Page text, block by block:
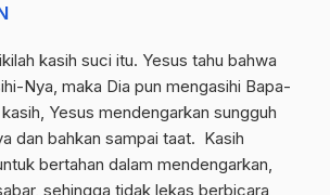
kasih suci itu. Yesus tahu bahwa
Nya, maka Dia pun mengasihi Bapa-
Yesus mendengarkan sungguh
dan bahkan sampai taat. Kasih
bertahan dalam mendengarkan,
sehingga tidak lekas berbicara